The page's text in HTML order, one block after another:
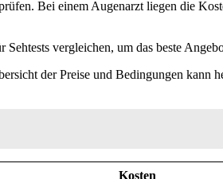
Bei einem Augenarzt liegen die
vergleichen, um das beste
der Preise und Bedingungen kann
Kosten